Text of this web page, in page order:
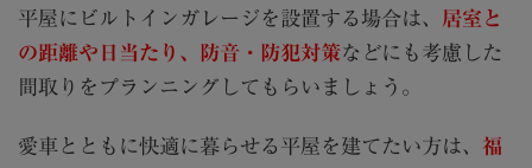
平屋にビルトインガレージを設置する場合は、 居室と
の距離や日当たり、防音・防犯対策などにも考慮した
間取りをプランニングしてもらいましょう。
愛車とともに快適に暮らせる平屋を建てたい方は、 福